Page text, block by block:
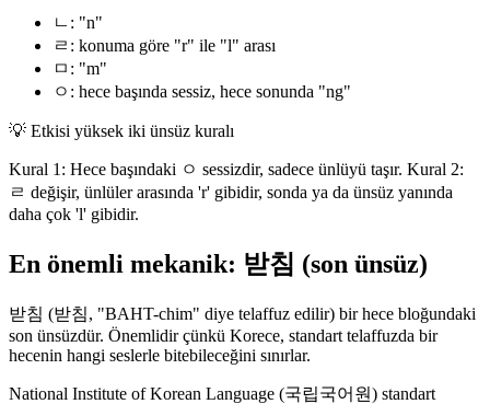
ㄴ: "n"
ㄹ: konuma göre "r" ile "l" arası
ㅁ: "m"
ㅇ: hece başında sessiz, hece sonunda "ng"
💡 Etkisi yüksek iki ünsüz kuralı
Kural 1: Hece başındaki ㅇ sessizdir, sadece ünlüyü taşır. Kural 2:
ㄹ değişir, ünlüler arasında 'r' gibidir, sonda ya da ünsüz yanında
daha çok 'l' gibidir.
En önemli mekanik: 받침 (son ünsüz)
받침 (받침, "BAHT-chim" diye telaffuz edilir) bir hece bloğundaki
son ünsüzdür. Önemlidir çünkü Korece, standart telaffuzda bir
hecenin hangi seslerle bitebileceğini sınırlar.
National Institute of Korean Language (국립국어원) standart